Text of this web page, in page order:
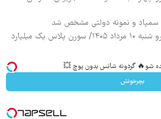
سمپاد و نمونه دولتی مشخص شد
قیمت محصولات ایران خودرو شنبه ۱۰ مرداد ۱۴۰۵/ سورن پلاس یک میلیارد
بچرخونش